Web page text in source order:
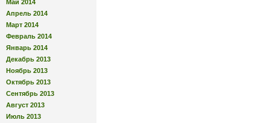
Май 2014
Апрель 2014
Март 2014
Февраль 2014
Январь 2014
Декабрь 2013
Ноябрь 2013
Октябрь 2013
Сентябрь 2013
Август 2013
Июль 2013